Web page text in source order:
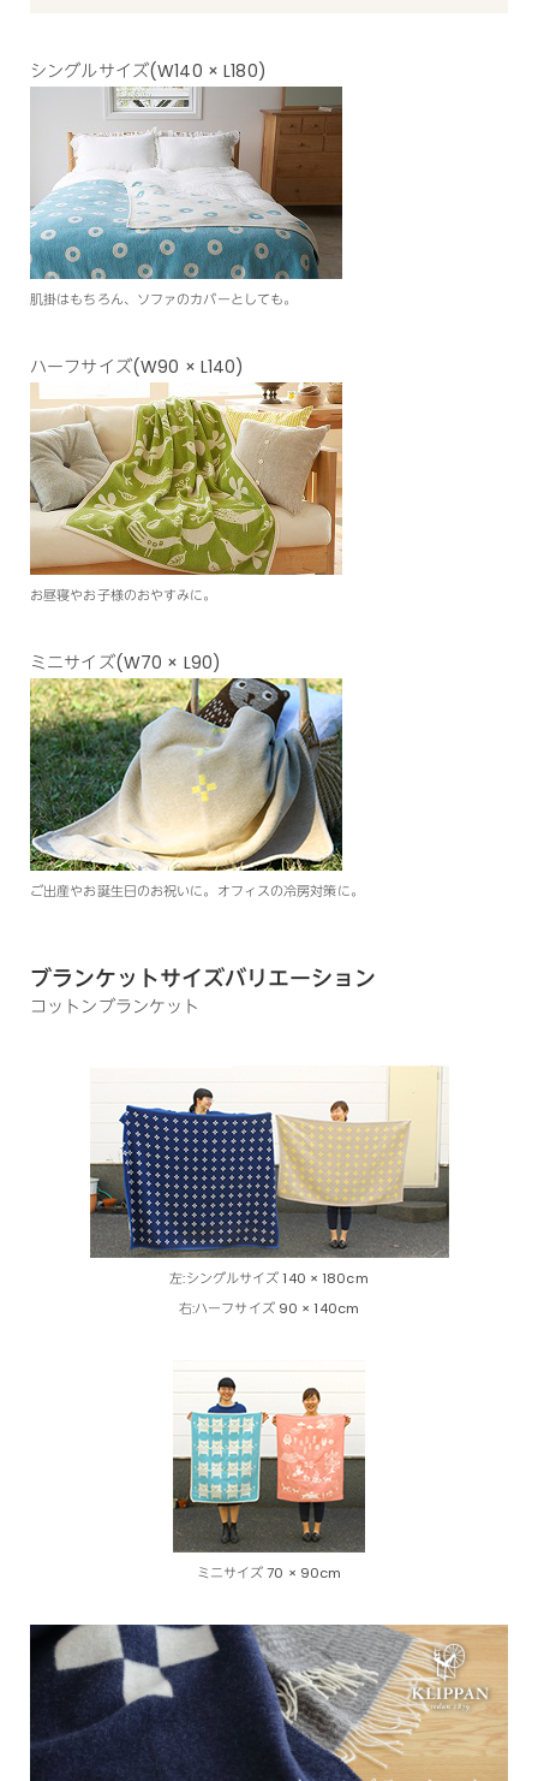
シングルサイズ(W140 × L180)
肌掛はもちろん、ソファのカバーとしても。
ハーフサイズ(W90 × L140)
お昼寝やお子様のおやすみに。
ミニサイズ(W70 × L90)
ご出産やお誕生日のお祝いに。オフィスの冷房対策に。
ブランケットサイズバリエーション
コットンブランケット
左:シングルサイズ 140 × 180cm
右:ハーフサイズ 90 × 140cm
ミニサイズ 70 × 90cm